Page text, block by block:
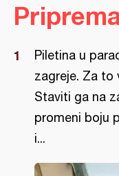
Piletina u
zagreje. Za to
Staviti ga na
promeni boju
i...